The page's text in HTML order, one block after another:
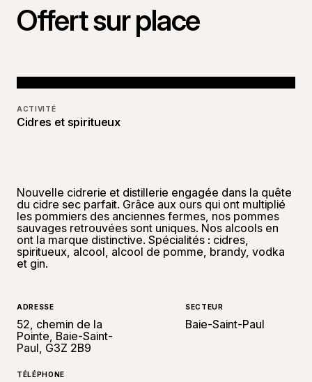
Offert sur place
ACTIVITÉ
Cidres et spiritueux
Nouvelle cidrerie et distillerie engagée dans la quête
du cidre sec parfait. Grâce aux ours qui ont multiplié
les pommiers des anciennes fermes, nos pommes
sauvages retrouvées sont uniques. Nos alcools en
ont la marque distinctive. Spécialités : cidres,
spiritueux, alcool, alcool de pomme, brandy, vodka
et gin.
ADRESSE
52, chemin de la
Pointe, Baie-Saint-
Paul, G3Z 2B9
SECTEUR
Baie-Saint-Paul
TÉLÉPHONE